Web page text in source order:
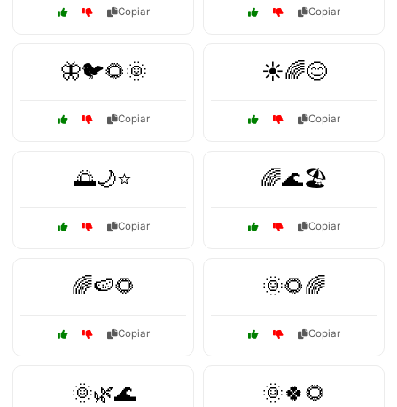
Copiar Copiar
🦋🐦🌻🌞
Copiar
☀️🌈😊
Copiar
🌅🌙⭐
Copiar
🌈🌊🏖️
Copiar
🌈🍉🌻
Copiar
🌞🌻🌈
Copiar
🌞🌿🌊 🌞🍀🌻